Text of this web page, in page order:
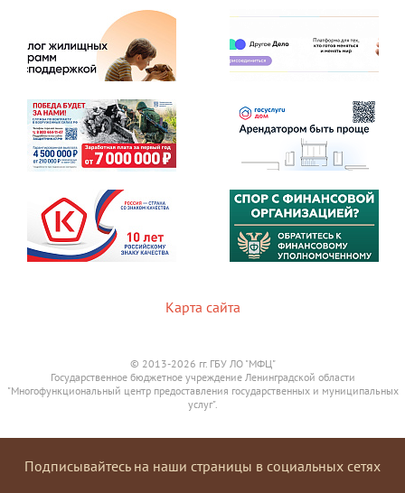
Карта сайта
© 2013-2026 гг. ГБУ ЛО "МФЦ"
Государственное бюджетное учреждение Ленинградской области
"Многофункциональный центр предоставления государственных и муниципальных
услуг".
Подписывайтесь на наши страницы в социальных сетях